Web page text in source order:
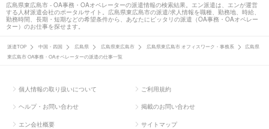
広島県東広島市 - OA事務・OAオペレーターの派遣情報の検索結果。エン派遣は、エンが運営
する人材派遣会社のポータルサイト。広島県東広島市の派遣/求人情報を職種、勤務地、時給、
勤務時間、長期・短期などの希望条件から、あなたにピッタリの派遣（OA事務・OAオペレー
ター）のお仕事を探せます。
派遣TOP 中国・四国 広島県 広島県東広島市 広島県東広島市 オフィスワーク・事務系
広島県
東広島市 OA事務・OAオペレーターの派遣の仕事一覧
個人情報の取り扱いについて ご利用規約
ヘルプ・お問い合わせ 掲載のお問い合わせ
エン会社概要 サイトマップ